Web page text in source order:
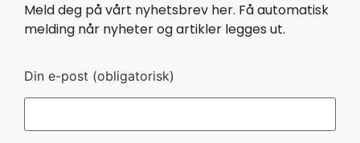
Meld deg på vårt nyhetsbrev her. Få automatisk
melding når nyheter og artikler legges ut.
Din e-post (obligatorisk)